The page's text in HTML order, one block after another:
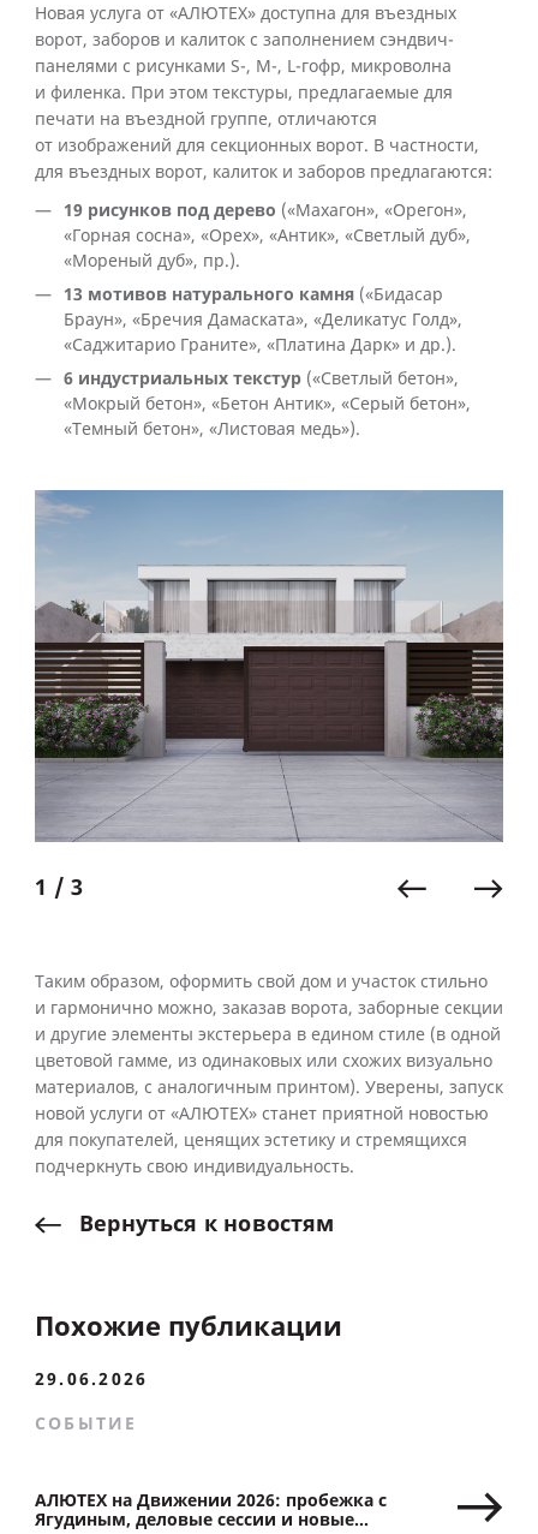
Новая услуга от «АЛЮТЕХ» доступна для въездных
ворот, заборов и калиток с заполнением сэндвич-
панелями с рисунками S-, M-, L-гофр, микроволна
и филенка. При этом текстуры, предлагаемые для
печати на въездной группе, отличаются
от изображений для секционных ворот. В частности,
для въездных ворот, калиток и заборов предлагаются:
19 рисунков под дерево («Махагон», «Орегон»,
«Горная сосна», «Орех», «Антик», «Светлый дуб»,
«Мореный дуб», пр.).
13 мотивов натурального камня («Бидасар
Браун», «Бречия Дамаската», «Деликатус Голд»,
«Саджитарио Граните», «Платина Дарк» и др.).
6 индустриальных текстур («Светлый бетон»,
«Мокрый бетон», «Бетон Антик», «Серый бетон»,
«Темный бетон», «Листовая медь»).
1 / 3
Таким образом, оформить свой дом и участок стильно
и гармонично можно, заказав ворота, заборные секции
и другие элементы экстерьера в едином стиле (в одной
цветовой гамме, из одинаковых или схожих визуально
материалов, с аналогичным принтом). Уверены, запуск
новой услуги от «АЛЮТЕХ» станет приятной новостью
для покупателей, ценящих эстетику и стремящихся
подчеркнуть свою индивидуальность.
Вернуться к новостям
Похожие публикации
29.06.2026
СОБЫТИЕ
АЛЮТЕХ на Движении 2026: пробежка с
Ягудиным, деловые сессии и новые